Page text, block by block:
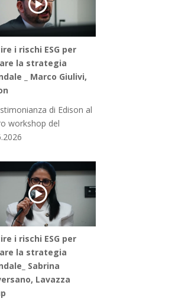
i rischi ESG per
la strategia
_ Marco Giulivi,
di Edison al
workshop del
i rischi ESG per
la strategia
Sabrina
Lavazza